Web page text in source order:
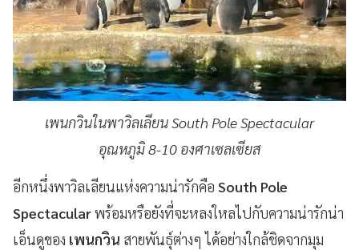
เพนกวินในพาวิลเลียน South Pole Spectacular
อุณหภูมิ 8-10 องศาเซลเซียส
อีกหนึ่งพาวิลเลียนแห่งความน่ารักคือ South Pole
Spectacularพร้อมหรือยังที่จะหลงใหลไปกับความน่ารักน่า
เอ็นดูของ เพนกวิน สายพันธุ์ต่างๆ ได้อย่างใกล้ชิดจากมุม